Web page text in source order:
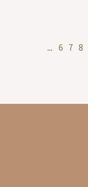
... 6 7 8